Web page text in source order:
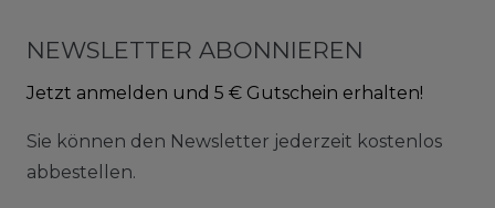
NEWSLETTER ABONNIEREN
Jetzt anmelden und 5 € Gutschein erhalten!
Sie können den Newsletter jederzeit kostenlos
abbestellen.